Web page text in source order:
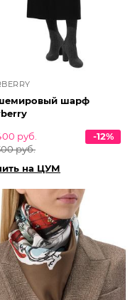
шарф
руб.
руб.
-12%
на ЦУМ